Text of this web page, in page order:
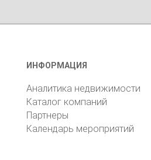
ИНФОРМАЦИЯ
Аналитика недвижимости
Каталог компаний
Партнеры
Календарь мероприятий